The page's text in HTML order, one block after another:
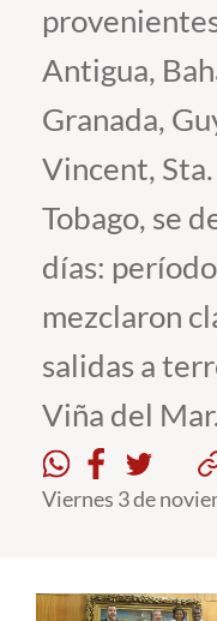
Admisión
Estudiantes
Académicos
Funcionarios
Alumni
English
Antigua,
Granada,
Vincent,
Tobago, se
días:
mezclaron
salidas a
Viña del
Viernes 3 de